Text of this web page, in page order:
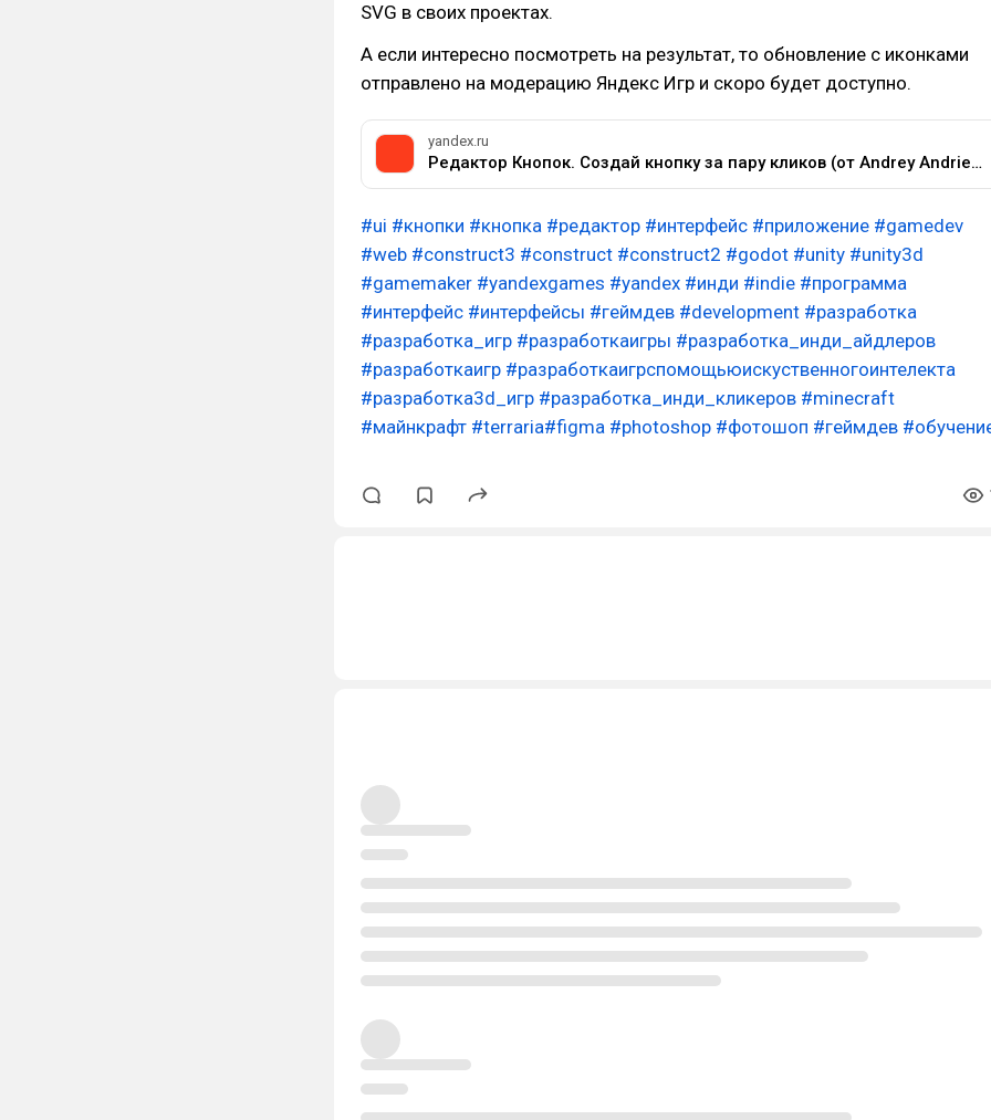
SVG в своих проектах.
А если интересно посмотреть на результат, то обновление с иконками
отправлено на модерацию Яндекс Игр и скоро будет доступно.
yandex.ru
Редактор Кнопок. Создай кнопку за пару кликов (от Andrey Andrievich) - Яндекс Игры
#ui #кнопки #кнопка #редактор #интерфейс #приложение #gamedev
#web #construct3 #construct #construct2 #godot #unity #unity3d
#gamemaker #yandexgames #yandex #инди #indie #программа
#интерфейс #интерфейсы #геймдев #development #разработка
#разработка_игр #разработкаигры #разработка_инди_айдлеров
#разработкаигр #разработкаигрспомощьюискуственногоинтелекта
#разработка3d_игр #разработка_инди_кликеров #minecraft
#майнкрафт #terraria#figma #photoshop #фотошоп #геймдев